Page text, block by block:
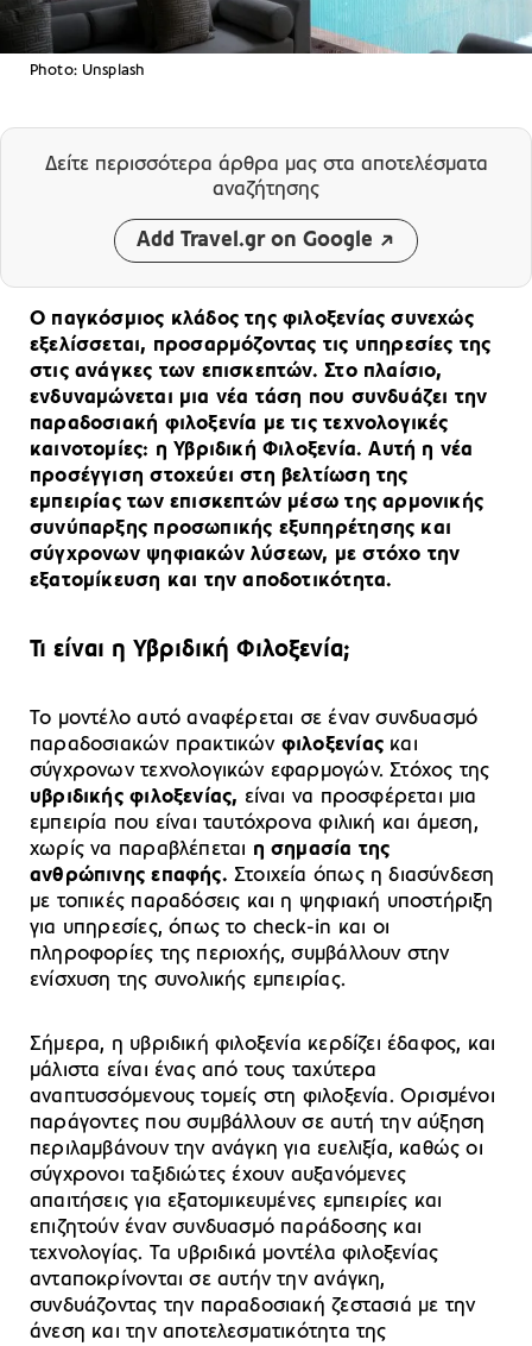
Photo: Unsplash
Δείτε περισσότερα άρθρα μας στα αποτελέσματα
αναζήτησης
Add Travel.gr on Google
Ο παγκόσμιος κλάδος της φιλοξενίας συνεχώς
εξελίσσεται, προσαρμόζοντας τις υπηρεσίες της
στις ανάγκες των επισκεπτών. Στο πλαίσιο,
ενδυναμώνεται μια νέα τάση που συνδυάζει την
παραδοσιακή φιλοξενία με τις τεχνολογικές
καινοτομίες: η Υβριδική Φιλοξενία. Αυτή η νέα
προσέγγιση στοχεύει στη βελτίωση της
εμπειρίας των επισκεπτών μέσω της αρμονικής
συνύπαρξης προσωπικής εξυπηρέτησης και
σύγχρονων ψηφιακών λύσεων, με στόχο την
εξατομίκευση και την αποδοτικότητα.
Τι είναι η Υβριδική Φιλοξενία;
Το μοντέλο αυτό αναφέρεται σε έναν συνδυασμό
παραδοσιακών πρακτικώνφιλοξενίαςκαι
σύγχρονων τεχνολογικών εφαρμογών. Στόχος της
υβριδικής φιλοξενίας, είναι να προσφέρεται μια
εμπειρία που είναι ταυτόχρονα φιλική και άμεση,
χωρίς να παραβλέπεται η σημασία της
ανθρώπινης επαφής. Στοιχεία όπως η διασύνδεση
με τοπικές παραδόσεις και η ψηφιακή υποστήριξη
για υπηρεσίες, όπως το check-in και οι
πληροφορίες της περιοχής, συμβάλλουν στην
ενίσχυση της συνολικής εμπειρίας.
Σήμερα, η υβριδική φιλοξενία κερδίζει έδαφος, και
μάλιστα είναι ένας από τους ταχύτερα
αναπτυσσόμενους τομείς στη φιλοξενία. Ορισμένοι
παράγοντες που συμβάλλουν σε αυτή την αύξηση
περιλαμβάνουν την ανάγκη για ευελιξία, καθώς οι
σύγχρονοι ταξιδιώτες έχουν αυξανόμενες
απαιτήσεις για εξατομικευμένες εμπειρίες και
επιζητούν έναν συνδυασμό παράδοσης και
τεχνολογίας. Τα υβριδικά μοντέλα φιλοξενίας
ανταποκρίνονται σε αυτήν την ανάγκη,
συνδυάζοντας την παραδοσιακή ζεστασιά με την
άνεση και την αποτελεσματικότητα της